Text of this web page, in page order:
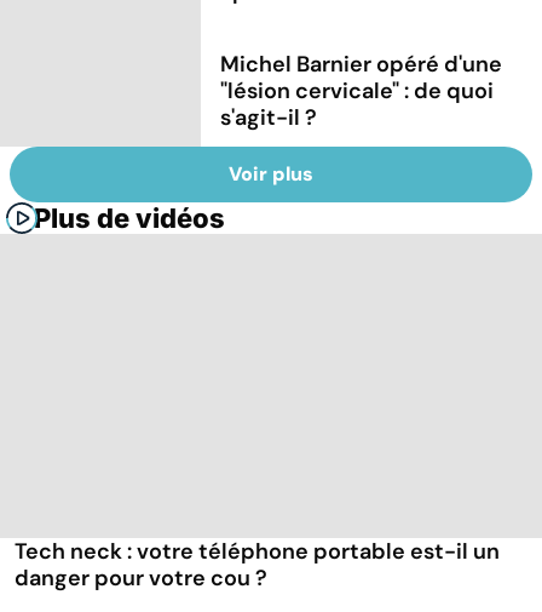
Michel Barnier opéré d'une
"lésion cervicale" : de quoi
s'agit-il ?
Voir plus
Plus de vidéos
Tech neck : votre téléphone portable est-il un
danger pour votre cou ?